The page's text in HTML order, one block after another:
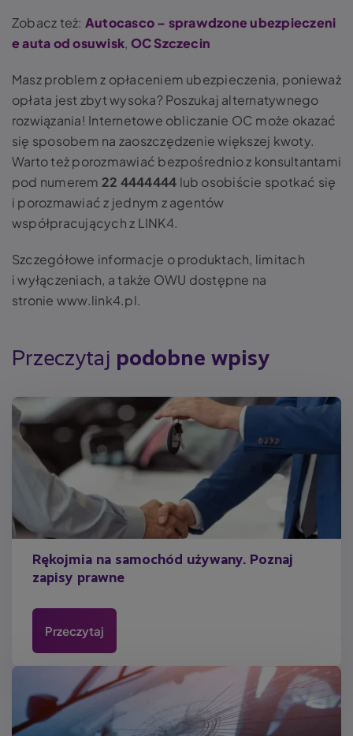
Zobacz też: Autocasco – sprawdzone ubezpieczeni
e auta od osuwisk, OC Szczecin
Masz problem z opłaceniem ubezpieczenia, ponieważ
opłata jest zbyt wysoka? Poszukaj alternatywnego
rozwiązania! Internetowe obliczanie OC może okazać
się sposobem na zaoszczędzenie większej kwoty.
Warto też porozmawiać bezpośrednio z konsultantami
pod numerem 22 4444444 lub osobiście spotkać się
i porozmawiać z jednym z agentów
współpracujących z LINK4.
Szczegółowe informacje o produktach, limitach
i wyłączeniach, a także OWU dostępne na
stronie www.link4.pl.
Przeczytaj podobne wpisy
Rękojmia na samochód używany. Poznaj
zapisy prawne
Przeczytaj